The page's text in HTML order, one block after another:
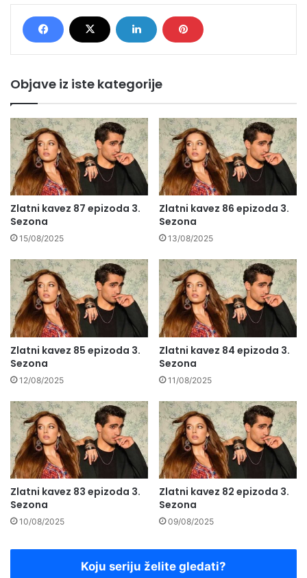
Objave iz iste kategorije
Zlatni kavez 87 epizoda 3.
Sezona
15/08/2025
Zlatni kavez 86 epizoda 3.
Sezona
13/08/2025
Zlatni kavez 85 epizoda 3.
Sezona
12/08/2025
Zlatni kavez 84 epizoda 3.
Sezona
11/08/2025
Zlatni kavez 83 epizoda 3.
Sezona
10/08/2025
Zlatni kavez 82 epizoda 3.
Sezona
09/08/2025
Koju seriju želite gledati?